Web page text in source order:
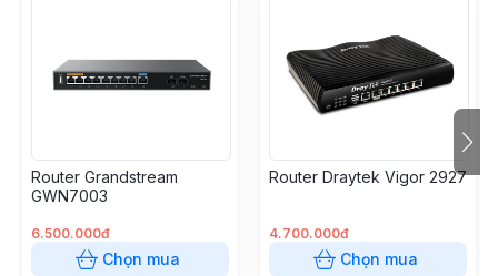
Router Grandstream
GWN7003
6.500.000đ
Chọn mua
Router Draytek Vigor 2927
4.700.000đ
Chọn mua